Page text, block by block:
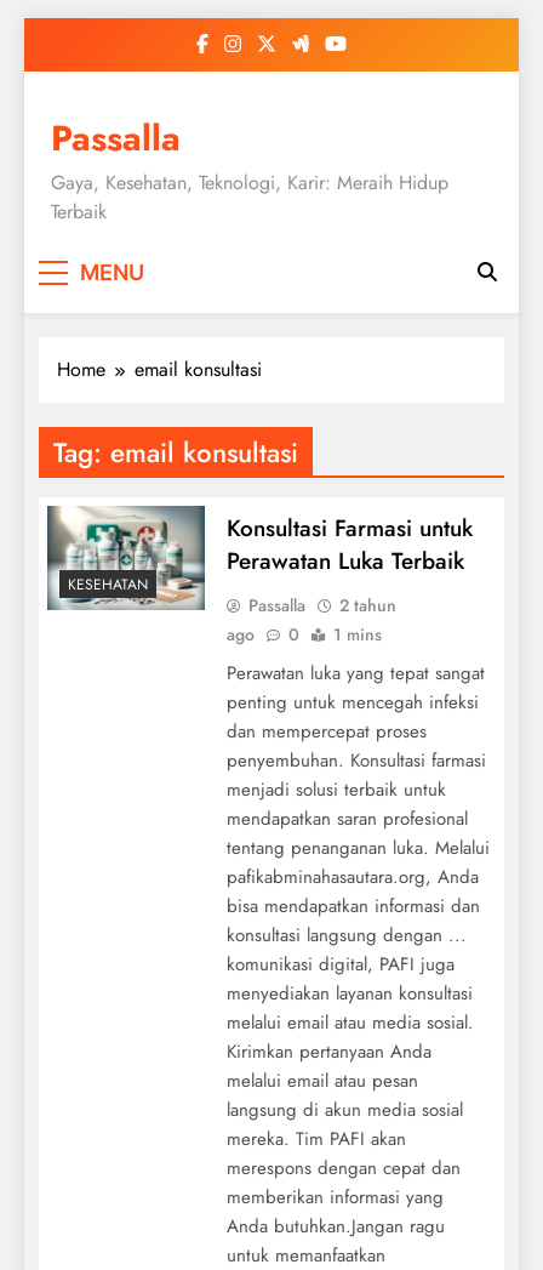
Passalla
Gaya, Kesehatan, Teknologi, Karir: Meraih Hidup
Terbaik
MENU
Home email konsultasi
Tag: email konsultasi
KESEHATAN
Konsultasi Farmasi untuk
Perawatan Luka Terbaik
Passalla
2 tahun
ago
0 1 mins
Perawatan luka yang tepat sangat
penting untuk mencegah infeksi
dan mempercepat proses
penyembuhan. Konsultasi farmasi
menjadi solusi terbaik untuk
mendapatkan saran profesional
tentang penanganan luka. Melalui
pafikabminahasautara.org, Anda
bisa mendapatkan informasi dan
konsultasi langsung dengan ...
komunikasi digital, PAFI juga
menyediakan layanan konsultasi
melalui email atau media sosial.
Kirimkan pertanyaan Anda
melalui email atau pesan
langsung di akun media sosial
mereka. Tim PAFI akan
merespons dengan cepat dan
memberikan informasi yang
Anda butuhkan.Jangan ragu
untuk memanfaatkan